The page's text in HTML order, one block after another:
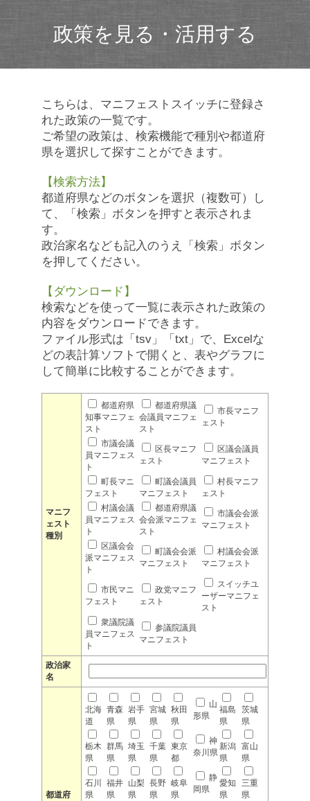
政策を見る・活用する
こちらは、マニフェストスイッチに登録さ
れた政策の一覧です。
ご希望の政策は、検索機能で種別や都道府
県を選択して探すことができます。
【検索方法】
都道府県などのボタンを選択（複数可）し
て、「検索」ボタンを押すと表示されま
す。
政治家名なども記入のうえ「検索」ボタン
を押してください。
【ダウンロード】
検索などを使って一覧に表示された政策の
内容をダウンロードできます。
ファイル形式は「tsv」「txt」で、Excelな
どの表計算ソフトで開くと、表やグラフに
して簡単に比較することができます。
マニフ
ェスト
種別
都道府県
知事マニフェ
スト
都道府県議
会議員マニフェ
スト
市長マニフ
ェスト
市議会議
員マニフェス
ト
区長マニフ
ェスト
区議会議員
マニフェスト
町長マニ
フェスト
町議会議員
マニフェスト
村長マニフ
ェスト
村議会議
員マニフェス
ト
都道府県議
会会派マニフェ
スト
市議会会派
マニフェスト
区議会会
派マニフェス
ト
町議会会派
マニフェスト
村議会会派
マニフェスト
市民マニ
フェスト
政党マニフ
ェスト
スイッチユ
ーザーマニフェ
スト
衆議院議
員マニフェス
ト
参議院議員
マニフェスト
政治家
名
都道府
北海
道
青森
県
岩手
県
宮城
県
秋田
県
山
形県
福島
県
茨城
県
栃木
県
群馬
県
埼玉
県
千葉
県
東京
都
神
奈川県
新潟
県
富山
県
石川
県
福井
県
山梨
県
長野
県
岐阜
県
静
岡県
愛知
県
三重
県